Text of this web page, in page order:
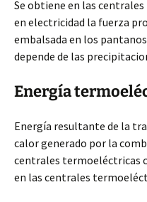
Se obtiene en las
en electricidad la fuerza
embalsada en los
depende de las
Energía
Energía resultante de la
calor generado por la
centrales termoeléctricas
en las centrales